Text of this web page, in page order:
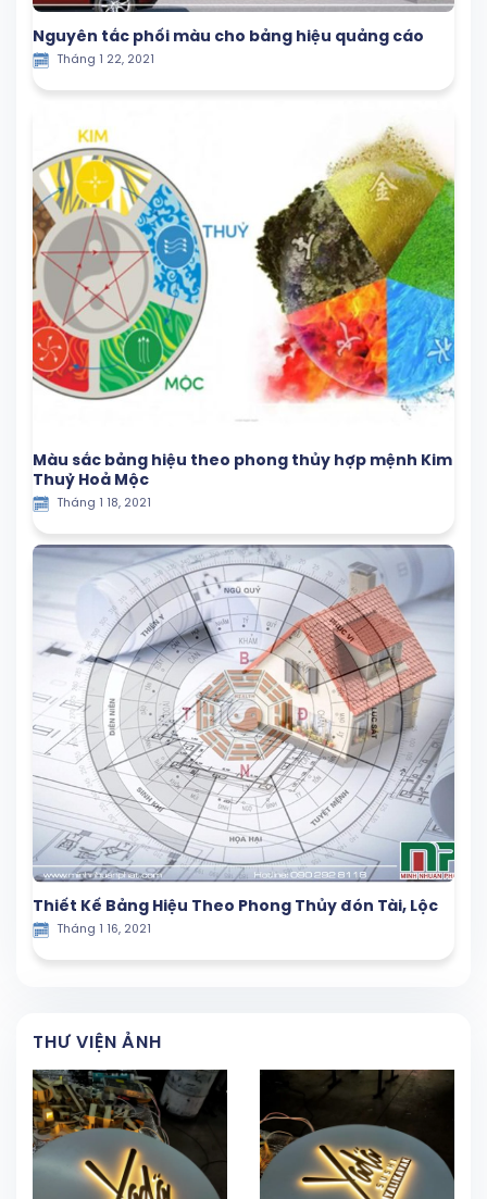
Nguyên tắc phối màu cho bảng hiệu quảng cáo
Tháng 1 22, 2021
Màu sắc bảng hiệu theo phong thủy hợp mệnh Kim
Thuỷ Hoả Mộc
Tháng 1 18, 2021
Thiết Kế Bảng Hiệu Theo Phong Thủy đón Tài, Lộc
Tháng 1 16, 2021
THƯ VIỆN ẢNH